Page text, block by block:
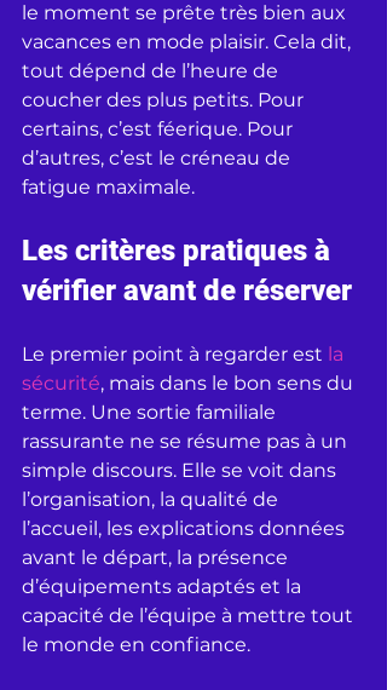
le moment se prête très bien aux
vacances en mode plaisir. Cela dit,
tout dépend de l’heure de
coucher des plus petits. Pour
certains, c’est féerique. Pour
d’autres, c’est le créneau de
fatigue maximale.
Les critères pratiques à
vérifier avant de réserver
Le premier point à regarder est la
sécurité, mais dans le bon sens du
terme. Une sortie familiale
rassurante ne se résume pas à un
simple discours. Elle se voit dans
l’organisation, la qualité de
l’accueil, les explications données
avant le départ, la présence
d’équipements adaptés et la
capacité de l’équipe à mettre tout
le monde en confiance.